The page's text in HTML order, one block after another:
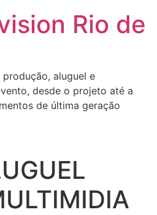
Rio de
aluguel e
desde o projeto até a
de última geração